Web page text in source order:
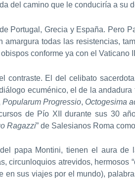
del camino que le conduciría a su
Portugal, Grecia y España. Pero
todas las resistencias,
conforme ya con el Vaticano
contraste. El del celibato
ecuménico, el de la
Popularum Progressio, Octogesima
de Pío XII durante sus 30
Ragazzi” de Salesianos Roma
del papa Montini, tienen el aura de
atrevidos, hermosos
sus viajes por el mundo),